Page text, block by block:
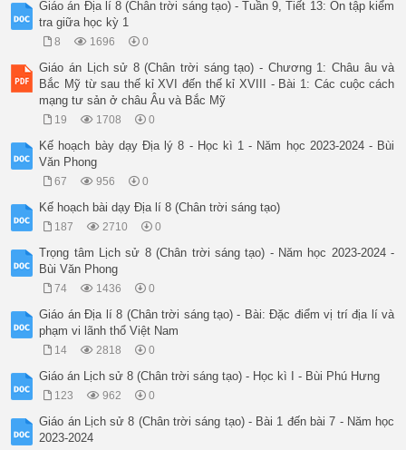
Giáo án Địa lí 8 (Chân trời sáng tạo) - Tuần 9, Tiết 13: Ôn tập kiểm
tra giữa học kỳ 1
8 1696 0
Giáo án Lịch sử 8 (Chân trời sáng tạo) - Chương 1: Châu âu và
Bắc Mỹ từ sau thế kỉ XVI đến thế kỉ XVIII - Bài 1: Các cuộc cách
mạng tư sản ở châu Âu và Bắc Mỹ
19 1708 0
Kế hoạch bày dạy Địa lý 8 - Học kì 1 - Năm học 2023-2024 - Bùi
Văn Phong
67 956 0
Kế hoạch bài dạy Địa lí 8 (Chân trời sáng tạo)
187 2710 0
Trọng tâm Lịch sử 8 (Chân trời sáng tạo) - Năm học 2023-2024 -
Bùi Văn Phong
74 1436 0
Giáo án Địa lí 8 (Chân trời sáng tạo) - Bài: Đặc điểm vị trí địa lí và
phạm vi lãnh thổ Việt Nam
14 2818 0
Giáo án Lịch sử 8 (Chân trời sáng tạo) - Học kì I - Bùi Phú Hưng
123 962 0
Giáo án Lịch sử 8 (Chân trời sáng tạo) - Bài 1 đến bài 7 - Năm học
2023-2024